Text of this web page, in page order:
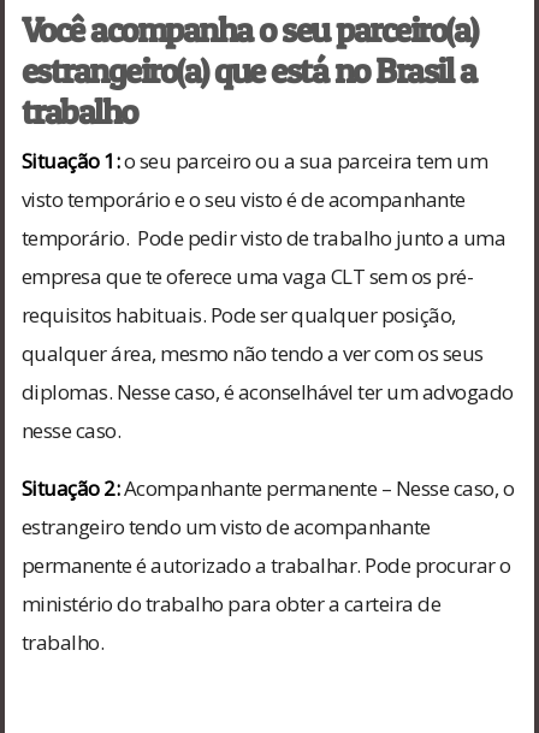
Você acompanha o seu parceiro(a)
estrangeiro(a) que está no Brasil a
trabalho
Situação 1:o seu parceiro ou a sua parceira tem um
visto temporário e o seu visto é de acompanhante
temporário. Pode pedir visto de trabalho junto a uma
empresa que te oferece uma vaga CLT sem os pré-
requisitos habituais. Pode ser qualquer posição,
qualquer área, mesmo não tendo a ver com os seus
diplomas. Nesse caso, é aconselhável ter um advogado
nesse caso.
Situação 2:Acompanhante permanente – Nesse caso, o
estrangeiro tendo um visto de acompanhante
permanente é autorizado a trabalhar. Pode procurar o
ministério do trabalho para obter a carteira de
trabalho.